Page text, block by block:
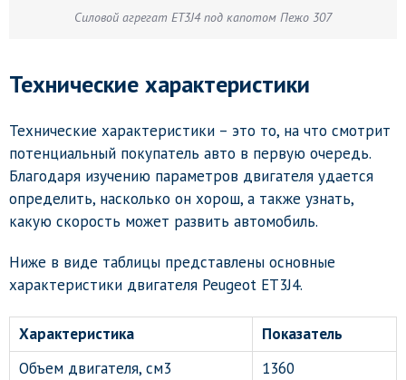
Силовой агрегат ET3J4 под капотом Пежо 307
Технические характеристики
Технические характеристики – это то, на что смотрит
потенциальный покупатель авто в первую очередь.
Благодаря изучению параметров двигателя удается
определить, насколько он хорош, а также узнать,
какую скорость может развить автомобиль.
Ниже в виде таблицы представлены основные
характеристики двигателя Peugeot ET3J4.
Характеристика
Показатель
Объем двигателя, см3
1360